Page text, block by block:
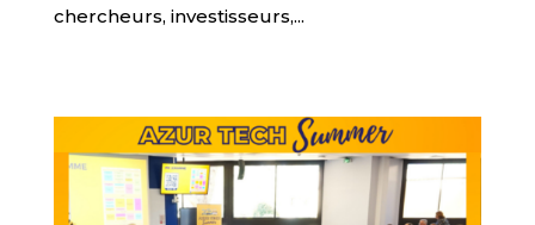
chercheurs, investisseurs,...